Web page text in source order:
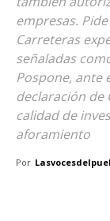
empresas.
Carreteras
señaladas
Pospone, ante
declaración de
calidad de
aforamiento
Por